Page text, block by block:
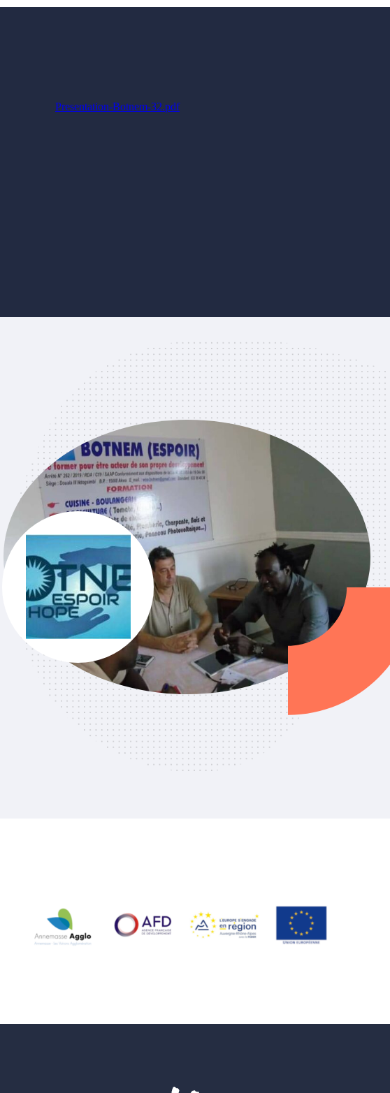
Presentation-Botnem-32.pdf